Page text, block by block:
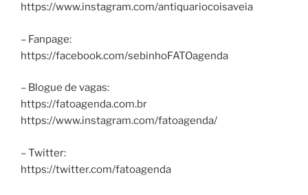
https://www.instagram.com/antiquariocoisaveia
– Fanpage:
https://facebook.com/sebinhoFATOagenda
– Blogue de vagas:
https://fatoagenda.com.br
https://www.instagram.com/fatoagenda/
– Twitter:
https://twitter.com/fatoagenda